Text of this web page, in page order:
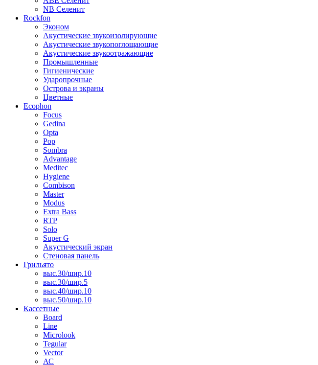
NB Селенит
Rockfon
Эконом
Акустические звукоизолирующие
Акустические звукопоглощающие
Акустические звукоотражающие
Промышленные
Гигиенические
Ударопрочные
Острова и экраны
Цветные
Ecophon
Focus
Gedina
Opta
Pop
Sombra
Advantage
Meditec
Hygiene
Combison
Master
Modus
Extra Bass
RTP
Solo
Super G
Акустический экран
Стеновая панель
Грильято
выс.30/шир.10
выс.30/шир.5
выс.40/шир.10
выс.50/шир.10
Кассетные
Board
Line
Microlook
Tegular
Vector
АС